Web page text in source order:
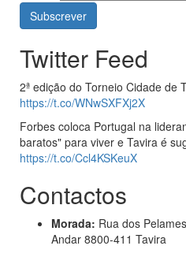
Twitter Feed
2ª edição do Torneio Cidade de
https://t.co/WNwSXFXj2X
Forbes coloca Portugal na
baratos" para viver e Tavira é
https://t.co/Ccl4KSKeuX
Contactos
Morada: Rua dos
Andar 8800-411 Tavira